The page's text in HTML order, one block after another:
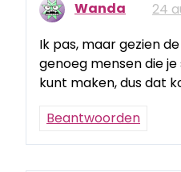
Wanda
24
Ik pas, maar gezien
genoeg mensen die
kunt maken, dus dat
Beantwoorden